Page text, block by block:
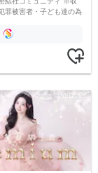
罪被害者・子ども達の為